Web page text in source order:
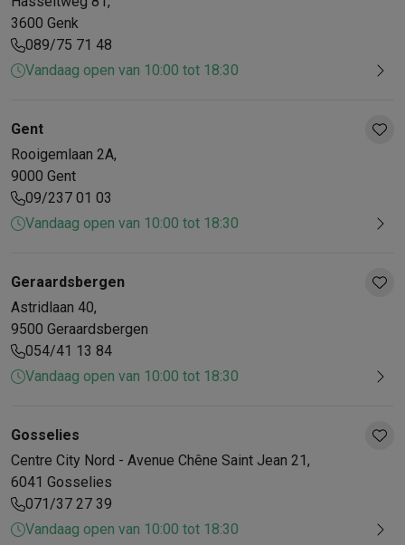
3600 Genk
089/75 71 48
Vandaag open van 10:00 tot 18:30
Gent
Rooigemlaan 2A,
9000 Gent
09/237 01 03
Vandaag open van 10:00 tot 18:30
Geraardsbergen
Astridlaan 40,
9500 Geraardsbergen
054/41 13 84
Vandaag open van 10:00 tot 18:30
Gosselies
Centre City Nord - Avenue Chêne Saint Jean 21,
6041 Gosselies
071/37 27 39
Vandaag open van 10:00 tot 18:30